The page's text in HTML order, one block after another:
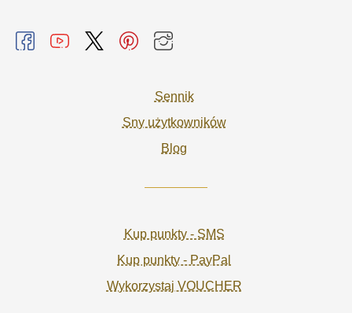
Sennik
Sny użytkowników
Blog
Kup punkty - SMS
Kup punkty - PayPal
Wykorzystaj VOUCHER